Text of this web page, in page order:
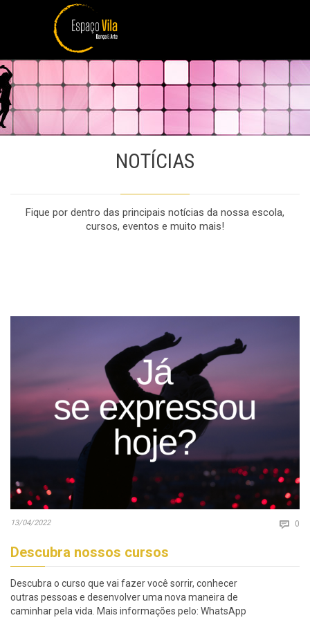
NOTÍCIAS
Fique por dentro das principais notícias da nossa escola,
cursos, eventos e muito mais!
13/04/2022  0
Descubra nossos cursos
Descubra o curso que vai fazer você sorrir, conhecer
outras pessoas e desenvolver uma nova maneira de
caminhar pela vida. Mais informações pelo: WhatsApp